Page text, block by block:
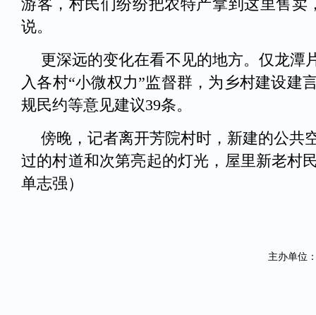
游客，村民们纷纷把农特产拿到这里售卖
说。
更深远的变化在看不见的地方。仅龙潭
入各村“小微权力”监督群，为乡村建设建
规民约等意见建议39条。
傍晚，记者离开芳院村时，新建的公共
过的村道和次第亮起的灯光，屋里新老村
单志强）
主办单位